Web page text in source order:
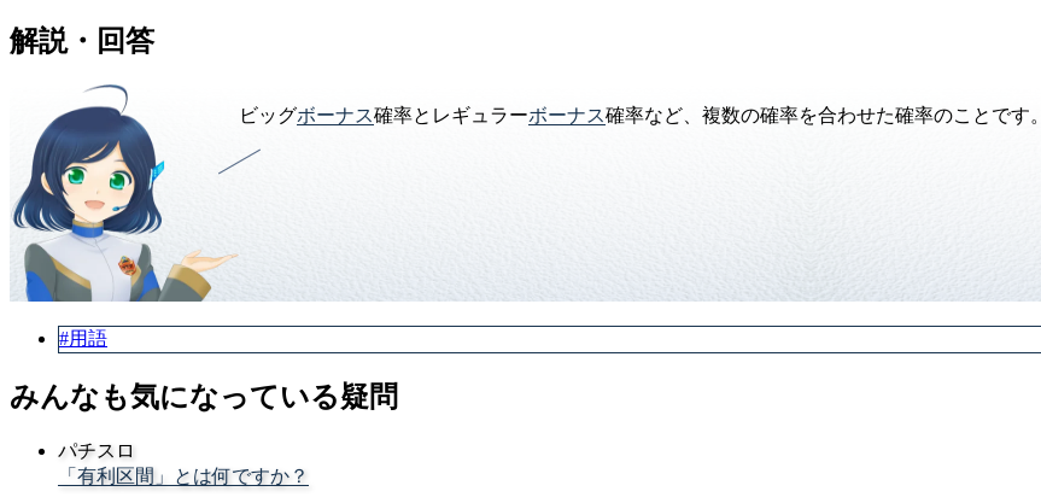
解説・回答
ビッグボーナス確率とレギュラーボーナス確率など、複数の確率を合わせた確率のことです。
#用語
みんなも気になっている疑問
パチスロ
「有利区間」とは何ですか？